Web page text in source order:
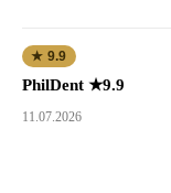
★ 9.9
PhilDent ★9.9
11.07.2026